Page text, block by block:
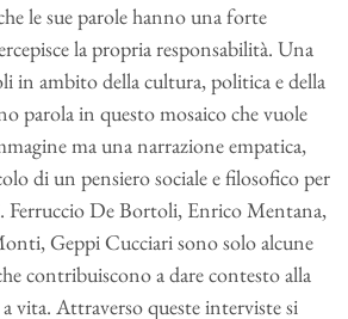
le sue parole hanno una forte
la propria responsabilità. Una
in ambito della cultura, politica e della
parola in questo mosaico che vuole
ma una narrazione empatica,
di un pensiero sociale e filosofico per
Ferruccio De Bortoli, Enrico Mentana,
Geppi Cucciari sono solo alcune
contribuiscono a dare contesto alla
vita. Attraverso queste interviste si